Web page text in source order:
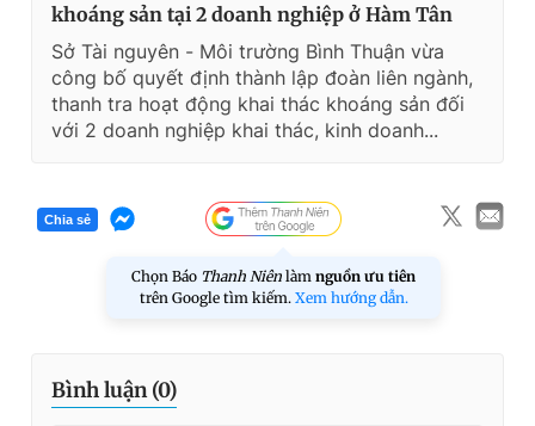
khoáng sản tại 2 doanh nghiệp ở Hàm Tân
Sở Tài nguyên - Môi trường Bình Thuận vừa
công bố quyết định thành lập đoàn liên ngành,
thanh tra hoạt động khai thác khoáng sản đối
với 2 doanh nghiệp khai thác, kinh doanh...
Chia sẻ
Chọn Báo Thanh Niên làm nguồn ưu tiên
trên Google tìm kiếm. Xem hướng dẫn.
Bình luận (0)